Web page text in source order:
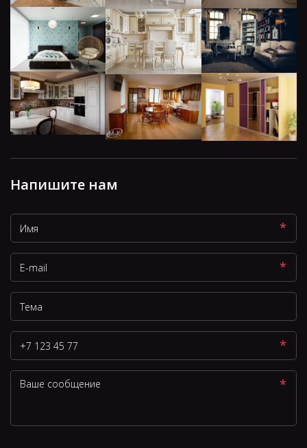
Напишите нам
*
*
*
*